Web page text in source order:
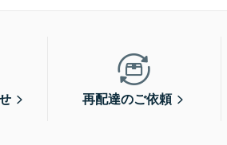
再配達のご依頼